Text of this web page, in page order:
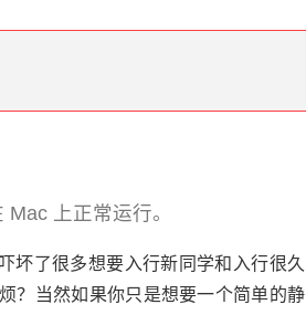
上正常运行。
吓坏了很多想要入行新同学和入行很久
？当然如果你只是想要一个简单的静